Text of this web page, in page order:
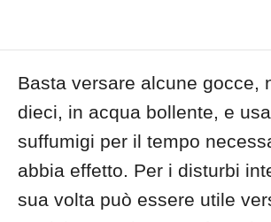
Basta versare alcune gocce,
dieci, in acqua bollente, e
suffumigi per il tempo
abbia effetto. Per i disturbi
sua volta può essere utile